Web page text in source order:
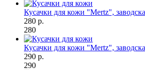
Кусачки для кожи "Mertz",
280 р.
280
Кусачки для кожи "Mertz",
290 р.
290